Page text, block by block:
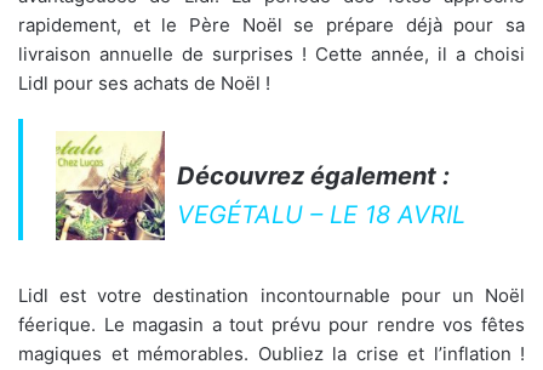
rapidement, et le Père Noël se prépare déjà pour sa
livraison annuelle de surprises ! Cette année, il a choisi
Lidl pour ses achats de Noël !
Découvrez également :
VEGÉTALU – LE 18 AVRIL
Lidl est votre destination incontournable pour un Noël
féerique. Le magasin a tout prévu pour rendre vos fêtes
magiques et mémorables. Oubliez la crise et l’inflation !